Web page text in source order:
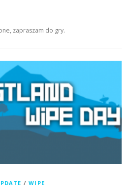
zapraszam do gry.
/WIPE